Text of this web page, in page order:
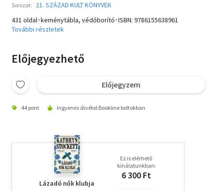
Sorozat:
21. SZÁZAD KULT KÖNYVEK
431 oldal･keménytábla, védőborító･ISBN: 9786155638961
További részletek
Előjegyezhető
Előjegyzem
44 pont Ingyenes átvétel Bookline boltokban
Lázadó nők klubja
Ez is elérhető
kínálatunkban:
6 300 Ft